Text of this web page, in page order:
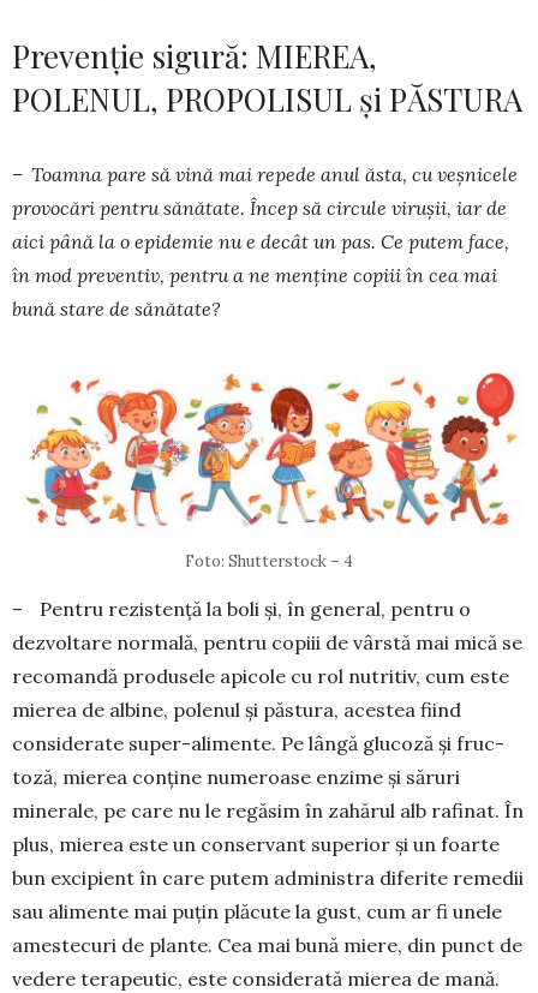
Prevenție sigură: MIEREA,
POLENUL, PROPOLISUL și PĂSTURA
– Toamna pare să vină mai repede anul ăsta, cu veșnicele
provocări pentru sănătate. Încep să circule virușii, iar de
aici până la o epi­demie nu e decât un pas. Ce pu­tem face,
în mod preventiv, pentru a ne men­ține copiii în cea mai
bună stare de sănătate?
Foto: Shutterstock – 4
– Pentru rezistență la boli și, în general, pentru o
dezvoltare nor­mală, pentru copiii de vârstă mai mică se
recomandă produsele api­cole cu rol nutritiv, cum este
mie­rea de albine, polenul și păstura, acestea fiind
considerate super-alimente. Pe lângă glucoză și fruc­
toză, mierea conține nume­roase en­zime și săruri
minerale, pe care nu le regăsim în za­hărul alb rafinat. În
plus, mierea este un con­servant superior și un foarte
bun ex­cipient în care putem administra diferite remedii
sau alimente mai puțin plăcute la gust, cum ar fi unele
amestecuri de plante. Cea mai bună miere, din punct de
vedere terapeutic, este considerată mierea de mană.